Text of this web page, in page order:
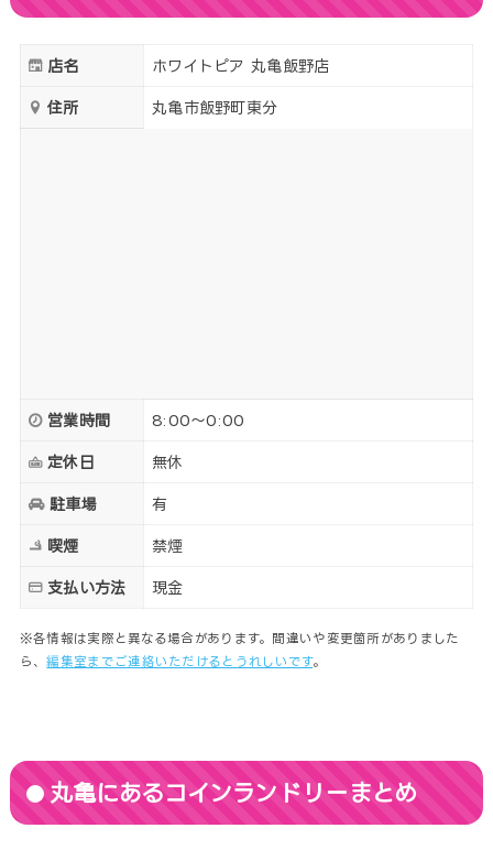
店名 ホワイトピア 丸亀飯野店
住所 丸亀市飯野町東分
営業時間 8:00～0:00
定休日 無休
駐車場 有
喫煙 禁煙
支払い方法 現金
※各情報は実際と異なる場合があります。間違いや変更箇所がありました
ら、編集室までご連絡いただけるとうれしいです。
丸亀にあるコインランドリーまとめ